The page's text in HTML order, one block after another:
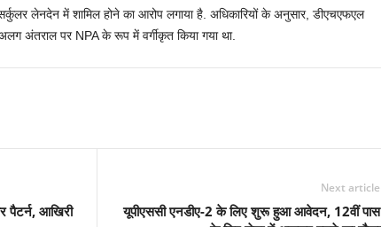
लेनदेन में शामिल होने का आरोप लगाया है. अधिकारियों के अनुसार, डीएचएफएल
अंतराल पर NPA के रूप में वर्गीकृत किया गया था.
पैटर्न, आखिरी
Next article
यूपीएससी एनडीए-2 के लिए शुरू हुआ आवेदन, 12वीं पास